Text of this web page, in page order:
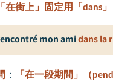
「在街上」固定用「 dans 」
mon amidans la
： 「在一段期間」（